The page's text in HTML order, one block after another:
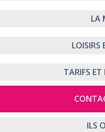
LA
LOISIRS
TARIFS ET
ILS